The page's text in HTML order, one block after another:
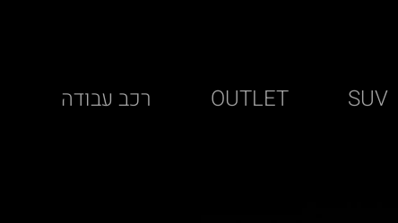
SUV
OUTLET
רכב עבודה